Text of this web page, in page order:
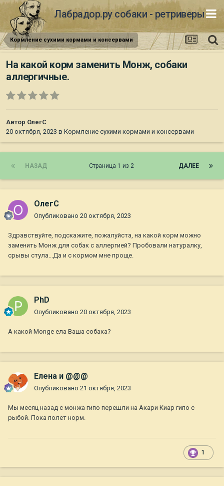
Лабрадор.ру собаки - ретриверы
Кормление сухими кормами и консервами
На какой корм заменить Монж, собаки
аллергичные.
Автор ОлегС
20 октября, 2023 в Кормление сухими кормами и консервами
НАЗАД ДАЛЕЕ
Страница 1 из 2
ОлегС
Опубликовано 20 октября, 2023
Здравствуйте, подскажите, пожалуйста, на какой корм можно
заменить Монж для собак с аллергией? Пробовали натуралку,
срывы стула...Да и с кормом мне проще.
PhD
Опубликовано 20 октября, 2023
А какой Monge ела Ваша собака?
Елена и @@@
Опубликовано 21 октября, 2023
Мы месяц назад с монжа гипо перешли на Акари Киар гипо с
рыбой. Пока полет норм.
1